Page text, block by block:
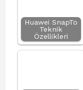
Huawei SnapTo
Teknik
Özellikleri